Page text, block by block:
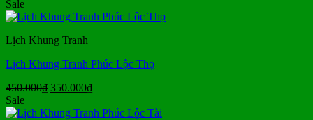
là:
tại
Sale
Lịch Khung Tranh
Lịch Khung Tranh Phúc Lộc Thọ
450.000₫ Giá
là:
350.000₫Giá
tại
Sale